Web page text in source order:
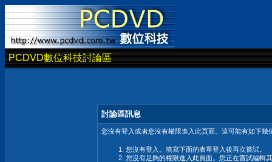
PCDVD數位科技討論區
討論區訊息
您沒有登入或者您沒有權限進入此頁面。這可能有如下幾
您沒有登入。填寫下面的表單登入後再次嘗試。
您沒有足夠的權限進入此頁面。您正在嘗試編輯